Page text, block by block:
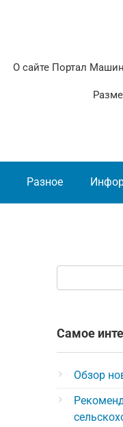
О сайте Портал Машин
Разное
Самое
Обзор